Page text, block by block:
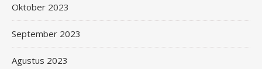
Oktober 2023
September 2023
Agustus 2023